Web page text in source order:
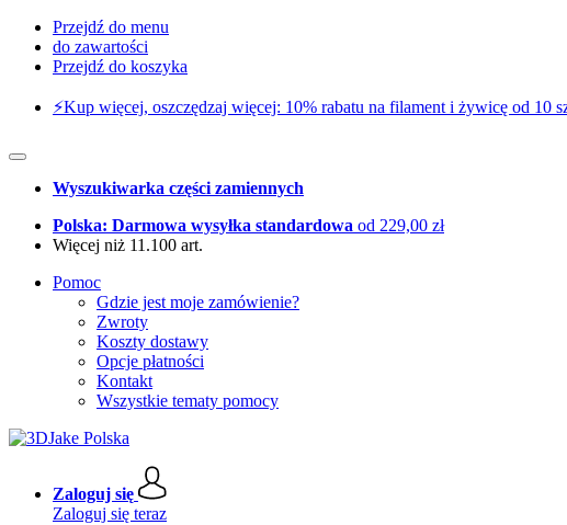
Przejdź do menu
do zawartości
Przejdź do koszyka
⚡️Kup więcej, oszczędzaj więcej: 10% rabatu na filament i żywicę od 10
Wyszukiwarka części zamiennych
Polska: Darmowa wysyłka standardowa od 229,00 zł
Więcej niż 11.100 art.
Pomoc
Gdzie jest moje zamówienie?
Zwroty
Koszty dostawy
Opcje płatności
Kontakt
Wszystkie tematy pomocy
Zaloguj się
Zaloguj się teraz